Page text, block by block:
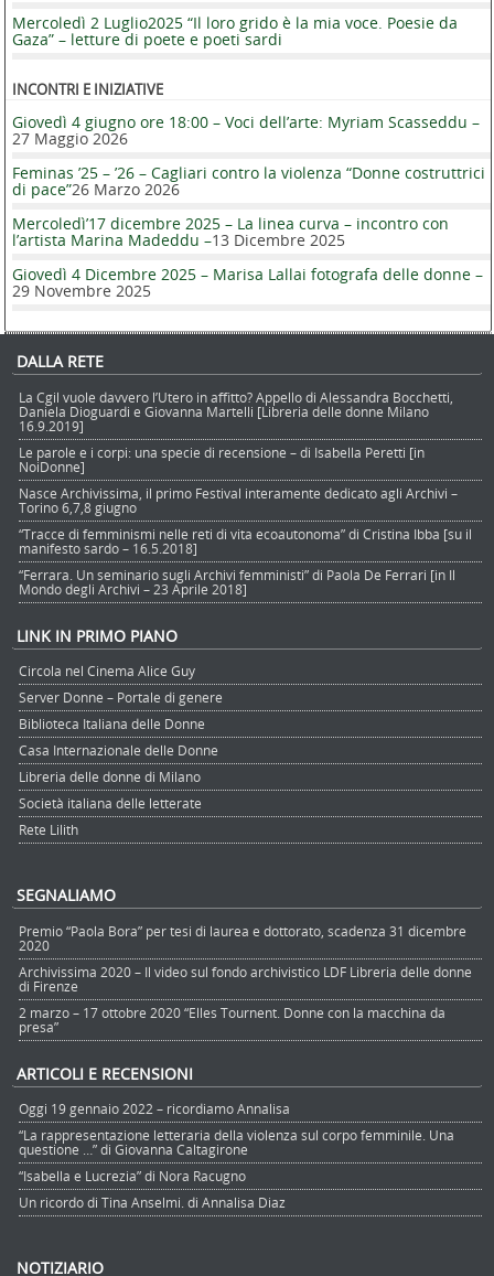
Mercoledì 2 Luglio2025 “Il loro grido è la mia voce. Poesie da
Gaza” – letture di poete e poeti sardi
INCONTRI E INIZIATIVE
Giovedì 4 giugno ore 18:00 – Voci dell’arte: Myriam Scasseddu –
27 Maggio 2026
Feminas ’25 – ’26 – Cagliari contro la violenza “Donne costruttrici
di pace”26 Marzo 2026
Mercoledì’17 dicembre 2025 – La linea curva – incontro con
l’artista Marina Madeddu –13 Dicembre 2025
Giovedì 4 Dicembre 2025 – Marisa Lallai fotografa delle donne –
29 Novembre 2025
DALLA RETE
La Cgil vuole davvero l’Utero in affitto? Appello di Alessandra Bocchetti,
Daniela Dioguardi e Giovanna Martelli [Libreria delle donne Milano
16.9.2019]
Le parole e i corpi: una specie di recensione – di Isabella Peretti [in
NoiDonne]
Nasce Archivissima, il primo Festival interamente dedicato agli Archivi –
Torino 6,7,8 giugno
“Tracce di femminismi nelle reti di vita ecoautonoma” di Cristina Ibba [su il
manifesto sardo – 16.5.2018]
“Ferrara. Un seminario sugli Archivi femministi” di Paola De Ferrari [in Il
Mondo degli Archivi – 23 Aprile 2018]
LINK IN PRIMO PIANO
Circola nel Cinema Alice Guy
Server Donne – Portale di genere
Biblioteca Italiana delle Donne
Casa Internazionale delle Donne
Libreria delle donne di Milano
Società italiana delle letterate
Rete Lilith
SEGNALIAMO
Premio “Paola Bora” per tesi di laurea e dottorato, scadenza 31 dicembre
2020
Archivissima 2020 – Il video sul fondo archivistico LDF Libreria delle donne
di Firenze
2 marzo – 17 ottobre 2020 “Elles Tournent. Donne con la macchina da
presa”
ARTICOLI E RECENSIONI
Oggi 19 gennaio 2022 – ricordiamo Annalisa
“La rappresentazione letteraria della violenza sul corpo femminile. Una
questione …” di Giovanna Caltagirone
“Isabella e Lucrezia” di Nora Racugno
Un ricordo di Tina Anselmi. di Annalisa Diaz
NOTIZIARIO